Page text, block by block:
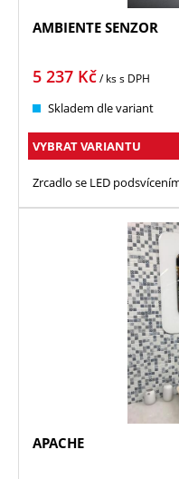
AMBIENTE SENZOR
5 237 Kč/ kss DPH
Skladem dle variant
VYBRAT VARIANTU
Zrcadlo se LED
APACHE